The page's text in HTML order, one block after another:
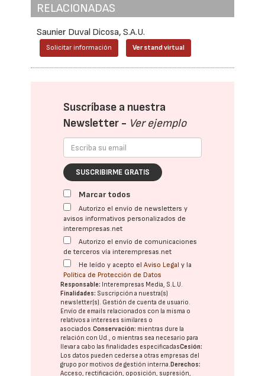
RELACIONADAS
Saunier Duval Dicosa, S.A.U.
Solicitar información Ver stand virtual
Suscríbase a nuestra
Newsletter - Ver ejemplo
SUSCRIBIRME GRATIS
Marcar todos
Autorizo el envío de newsletters y
avisos informativos personalizados de
interempresas.net
Autorizo el envío de comunicaciones
de terceros vía interempresas.net
He leído y acepto elAviso Legal y la
Política de Protección de Datos
Responsable: Interempresas Media, S.L.U.
Finalidades: Suscripción a nuestra(s)
newsletter(s). Gestión de cuenta de usuario.
Envío de emails relacionados con la misma o
relativos a intereses similares o
asociados.Conservación: mientras dure la
relación con Ud., o mientras sea necesario para
llevar a cabo las finalidades especificadasCesión:
Los datos pueden cederse a otras empresas del
grupo por motivos de gestión interna. Derechos:
Acceso, rectificación, oposición, supresión,